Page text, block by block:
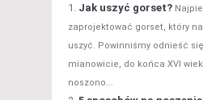
Jak uszyć gorset?
zaprojektować gorset, który
uszyć. Powinniśmy odnieść
mianowicie, do końca XVI
noszono...